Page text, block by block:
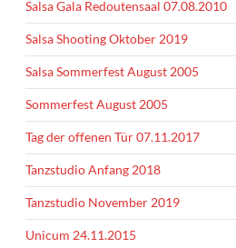
Salsa Gala Redoutensaal 07.08.2010
Salsa Shooting Oktober 2019
Salsa Sommerfest August 2005
Sommerfest August 2005
Tag der offenen Tür 07.11.2017
Tanzstudio Anfang 2018
Tanzstudio November 2019
Unicum 24.11.2015